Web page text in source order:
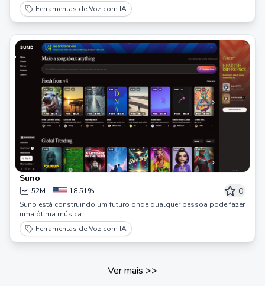
Ferramentas de Voz com IA
Suno
52M 18.51% 0
Suno está construindo um futuro onde qualquer pessoa pode fazer
uma ótima música.
Ferramentas de Voz com IA
Ver mais >>